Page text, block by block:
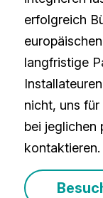
erfolgreich
langfristige
nicht, uns
bei jeglichen